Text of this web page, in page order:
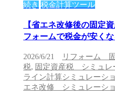
続き 税金計算ツール
【省エネ改修後の固定
フォームで税金が安く
2026/6/21 リフォーム
税, 固定資産税 シミュレ
ライン計算シミュレーシ
エネ改修 シミュレーシ